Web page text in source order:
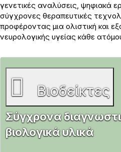
γενετικές αναλύσεις, ψηφιακά
σύγχρονες θεραπευτικές
προφέροντας μια ολιστική και
νευρολογικής υγείας κάθε
Βιοδείκτες
Σύγχρονα
βιολογικά υλικά